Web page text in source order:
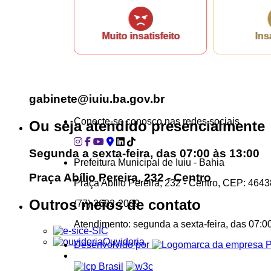
Ligue para nós
gabinete@iuiu.ba.gov.br
Ou seja atendido presencialmente
Segunda a sexta-feira, das 07:00 às 13:00
Praça Abílio Pereira, 232 - Centro
Outros meios de contato
e-SIC
Ouvidoria
Muito insatisfeito
Conecte-se conosco nas redes sociais
Prefeitura Municipal de Iuiu - Bahia
Praça Abílio Pereira, 232 - Centro, CEP:
(77) 3682-2009
Atendimento: segunda a sexta-feira, das
Desenvolvido por